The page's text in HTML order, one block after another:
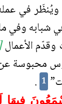
في
شبابه
وقدّم الأعمال
محبوسة
1
.
فِيهَا